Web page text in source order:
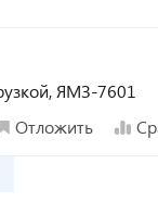
ЯМЗ-7601
Отложить